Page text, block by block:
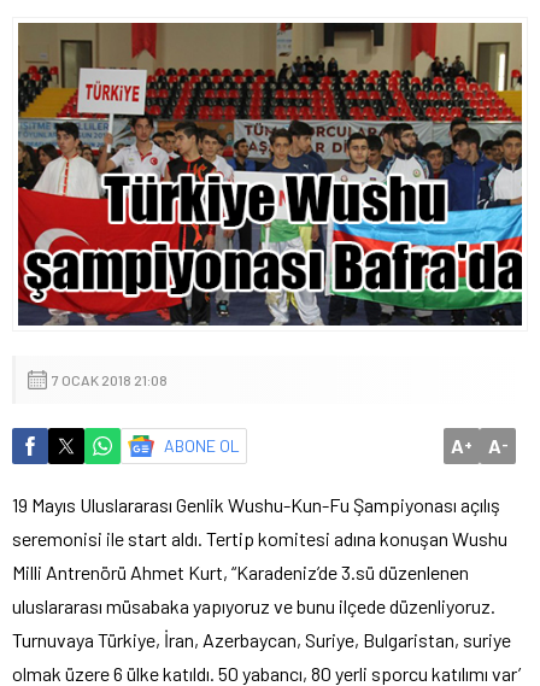
7 OCAK 2018 21:08
ABONE OL A+ A-
19 Mayıs Uluslararası Genlik Wushu-Kun-Fu Şampiyonası açılış
seremonisi ile start aldı. Tertip komitesi adına konuşan Wushu
Milli Antrenörü Ahmet Kurt, “Karadeniz’de 3.sü düzenlenen
uluslararası müsabaka yapıyoruz ve bunu ilçede düzenliyoruz.
Turnuvaya Türkiye, İran, Azerbaycan, Suriye, Bulgaristan, suriye
olmak üzere 6 ülke katıldı. 50 yabancı, 80 yerli sporcu katılımı var’